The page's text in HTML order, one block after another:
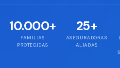
10.000+
FAMILIAS
PROTEGIDAS
25+
ASEGURADORAS
ALIADAS